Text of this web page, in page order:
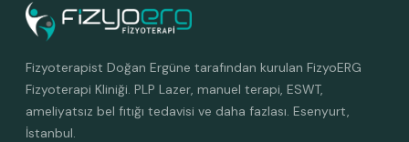
Fizyoterapist Doğan Ergüne tarafından kurulan FizyoERG
Fizyoterapi Kliniği. PLP Lazer, manuel terapi, ESWT,
ameliyatsız bel fıtığı tedavisi ve daha fazlası. Esenyurt,
İstanbul.